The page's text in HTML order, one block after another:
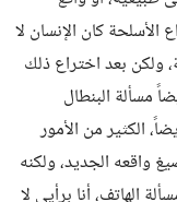
الأسلحة كان الإنسان لا
ولكن بعد اختراع ذلك
مسألة البنطال
الكثير من الأمور
واقعه الجديد، ولكنه